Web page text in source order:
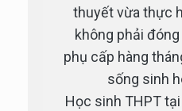
thuyết vừa thực
không phải
phụ cấp hàng
sống sinh
Học sinh THPT